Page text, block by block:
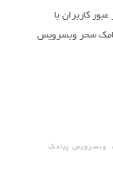
کاربران با
سحر وبسرویس
پیامک